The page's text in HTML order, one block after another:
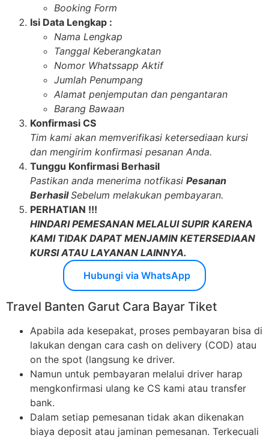
Booking Form
Isi Data Lengkap :
Nama Lengkap
Tanggal Keberangkatan
Nomor Whatssapp Aktif
Jumlah Penumpang
Alamat penjemputan dan pengantaran
Barang Bawaan
Konfirmasi CS
Tim kami akan memverifikasi ketersediaan kursi
dan mengirim konfirmasi pesanan Anda.
Tunggu Konfirmasi Berhasil
Pastikan anda menerima notfikasi Pesanan
BerhasilSebelum melakukan pembayaran.
PERHATIAN !!!
HINDARI PEMESANAN MELALUI SUPIR KARENA
KAMI TIDAK DAPAT MENJAMIN KETERSEDIAAN
KURSI ATAU LAYANAN LAINNYA.
Hubungi via WhatsApp
Travel Banten Garut Cara Bayar Tiket
Apabila ada kesepakat, proses pembayaran bisa di
lakukan dengan cara cash on delivery (COD) atau
on the spot (langsung ke driver.
Namun untuk pembayaran melalui driver harap
mengkonfirmasi ulang ke CS kami atau transfer
bank.
Dalam setiap pemesanan tidak akan dikenakan
biaya deposit atau jaminan pemesanan. Terkecuali